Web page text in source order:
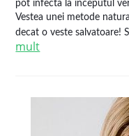
pot infecta la inceputul
Vestea unei metode
decat o veste salvatoare!
mult